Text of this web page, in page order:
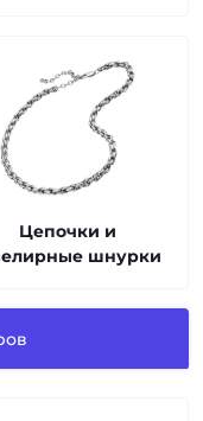
Цепочки и
шнурки